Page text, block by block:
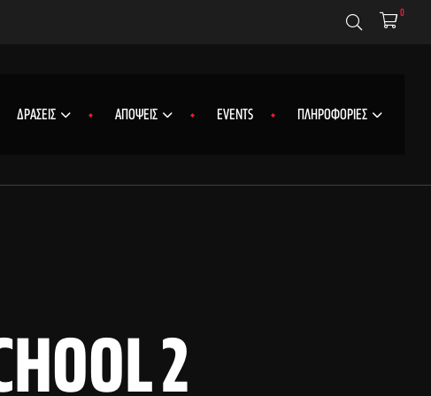
0
ΔΡΑΣΕΙΣ ΑΠΟΨΕΙΣ EVENTS ΠΛΗΡΟΦΟΡΙΕΣ
2